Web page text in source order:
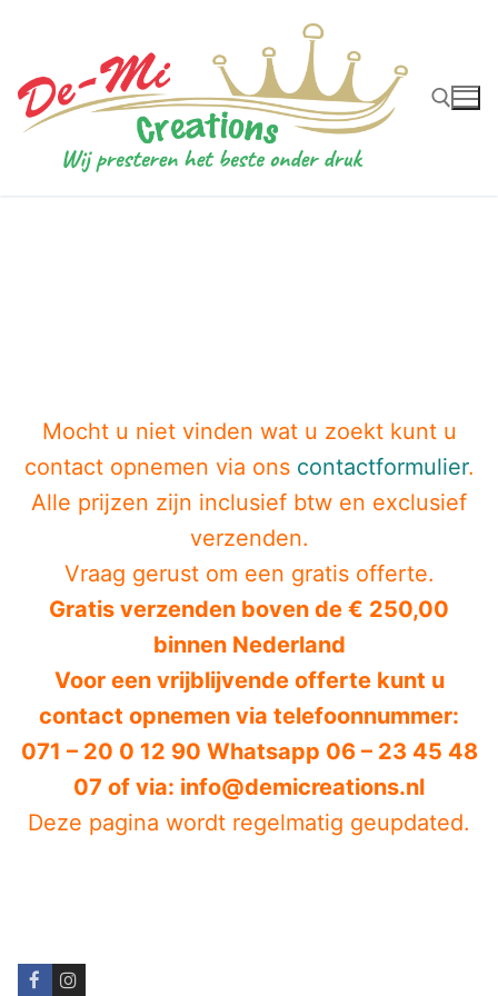
inhoud
Mocht u niet vinden wat u zoekt kunt u
contact opnemen via ons contactformulier.
Alle prijzen zijn inclusief btw en exclusief
verzenden.
Vraag gerust om een gratis offerte.
Gratis verzenden boven de € 250,00
binnen Nederland
Voor een vrijblijvende offerte kunt u
contact opnemen via telefoonnummer:
071 – 20 0 12 90 Whatsapp 06 – 23 45 48
07 of via: info@demicreations.nl
Deze pagina wordt regelmatig geupdated.